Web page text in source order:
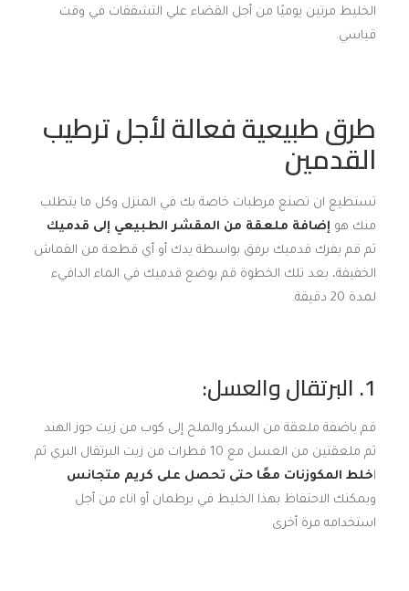
الخليط مرتين يوميًا من أجل القضاء علي التشققات في وقت
قياسي.
طرق طبيعية فعالة لأجل ترطيب
القدمين
تستطيع ان تصنع مرطبات خاصة بك في المنزل وكل ما يتطلب
منك هو إضافة ملعقة من المقشر الطبيعي إلى قدميك
ثم قم بفرك قدميك برفق بواسطة يدك أو أي قطعة من القماش
الخفيفة، بعد تلك الخطوة قم بوضع قدميك في الماء الدافيء
لمدة 20 دقيقة.
1. البرتقال والعسل:
قم باضفة ملعقة من السكر والملح إلى كوب من زيت جوز الهند
ثم ملعقتين من العسل مع 10 قطرات من زيت البرتقال البري ثم
اخلط المكوزنات معًا حتى تحصل على كريم متجانس
ويمكنك الاحتفاظ بهذا الخليط في برطمان أو اناء من أجل
استخدامه مرة أخرى